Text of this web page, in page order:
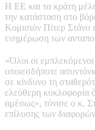
Η ΕΕ και τα κράτη
την κατάσταση στο
Κομισιόν Πίτερ Στάνο
ενημέρωση των
«Όλοι οι
οποιεσδήποτε
σε κίνδυνο τη
ελεύθερη κυκλοφορία
αμέσως», τόνισε ο κ.
επίλυσης των διαφορών